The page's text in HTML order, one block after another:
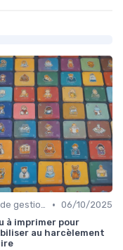
Jeux de gestion de ressources • 06/10/2025
à imprimer pour
au harcèlement